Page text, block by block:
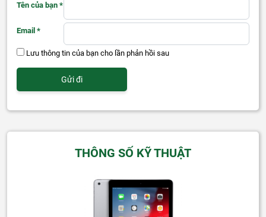
Tên của bạn *
Email *
Lưu thông tin của bạn cho lần phản hồi sau
THÔNG SỐ KỸ THUẬT